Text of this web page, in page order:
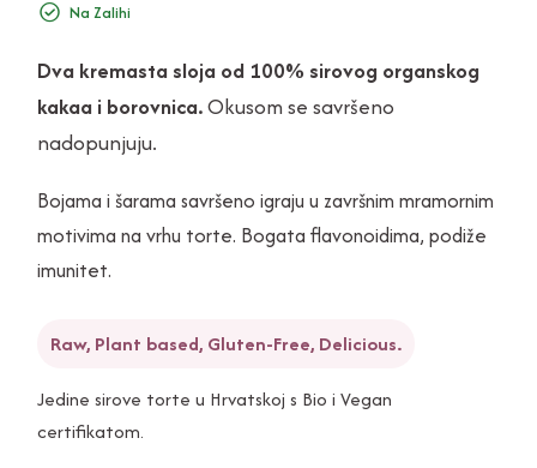
Na Zalihi
Dva kremasta sloja od 100% sirovog organskog
kakaa i borovnica.Okusom se savršeno
nadopunjuju.
Bojama i šarama savršeno igraju u završnim mramornim
motivima na vrhu torte. Bogata flavonoidima, podiže
imunitet.
Raw, Plant based, Gluten-Free, Delicious.
Jedine sirove torte u Hrvatskoj s Bio i Vegan
certifikatom.